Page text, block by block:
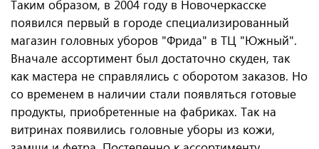
предложение, необходимо было расширять бизнес.
Таким образом, в 2004 году в Новочеркасске
появился первый в городе специализированный
магазин головных уборов "Фрида" в ТЦ "Южный".
Вначале ассортимент был достаточно скуден, так
как мастера не справлялись с оборотом заказов. Но
со временем в наличии стали появляться готовые
продукты, приобретенные на фабриках. Так на